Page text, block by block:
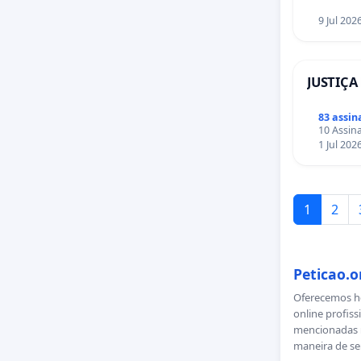
9 Jul
83
10
1 Jul
1 2
Oferecemos
online
maneira de